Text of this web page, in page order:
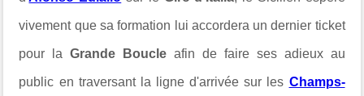
vivement que sa formation lui accordera un dernier ticket
pour laGrande Boucle afin de faire ses adieux au
public en traversant la ligne d'arrivée sur les Champs-